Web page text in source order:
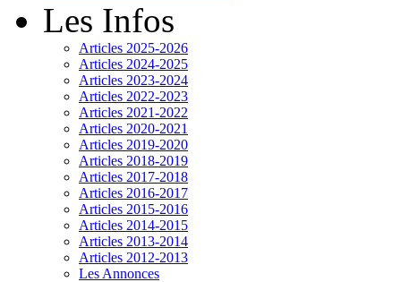
Les Infos
Articles 2025-2026
Articles 2024-2025
Articles 2023-2024
Articles 2022-2023
Articles 2021-2022
Articles 2020-2021
Articles 2019-2020
Articles 2018-2019
Articles 2017-2018
Articles 2016-2017
Articles 2015-2016
Articles 2014-2015
Articles 2013-2014
Articles 2012-2013
Les Annonces